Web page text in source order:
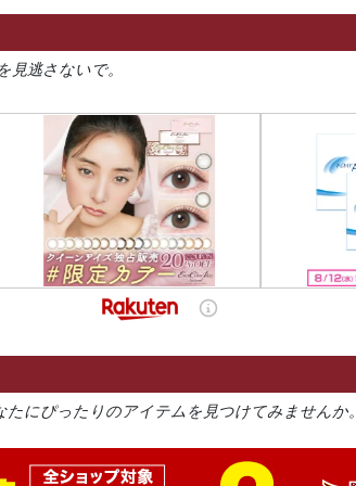
逃さないで。
にぴったりのアイテムを見つけてみませんか。